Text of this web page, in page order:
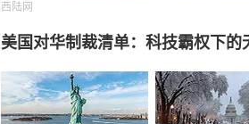
西陆网
美国对华制裁清单：科技霸权下的